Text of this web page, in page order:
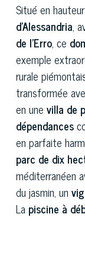
Situé en
d'Alessandria,
de l'Erro, ce
exemple
rurale
transformée
en une villa de
dépendances
en parfaite
parc de dix
méditerranéen
du jasmin, un
La piscine à
baies vitrées
vallonné en